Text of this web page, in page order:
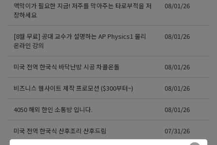
액막이가 필요한 지금! 저주를 막아주는 타로부적을 저
장하세요
08/01/26
[8월 무료] 공대 교수가 설명하는 AP Physics1 물리
온라인 강의
08/01/26
미국 전역 한국식 바닥난방 시공 차콜온돌 08/01/26
비즈니스 웹사이트 제작 프로모션 ($300부터~) 08/01/26
4050 해외 한인 소통방 입니다. 08/01/26
미국 전역 한국식 산후조리 산후드림 07/31/26